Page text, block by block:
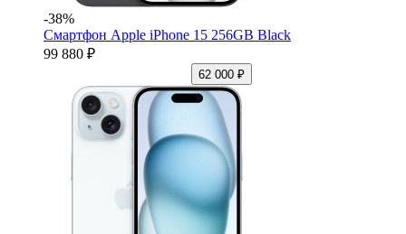
-38%
Смартфон Apple iPhone 15 256GB Black
99 880 ₽
62 000 ₽